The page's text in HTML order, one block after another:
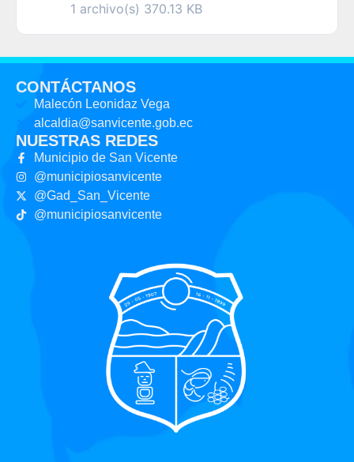
1 archivo(s) 370.13 KB
CONTÁCTANOS
Malecón Leonidaz Vega
alcaldia@sanvicente.gob.ec
NUESTRAS REDES
Municipio de San Vicente
@municipiosanvicente
@Gad_San_Vicente
@municipiosanvicente